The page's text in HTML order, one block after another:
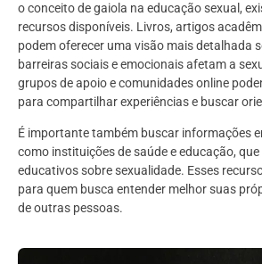
o conceito de gaiola na educação sexual,
recursos disponíveis. Livros, artigos
podem oferecer uma visão mais detalhada
barreiras sociais e emocionais afetam a
grupos de apoio e comunidades online
para compartilhar experiências e buscar
É importante também buscar informações
como instituições de saúde e educação,
educativos sobre sexualidade. Esses
para quem busca entender melhor suas
de outras pessoas.